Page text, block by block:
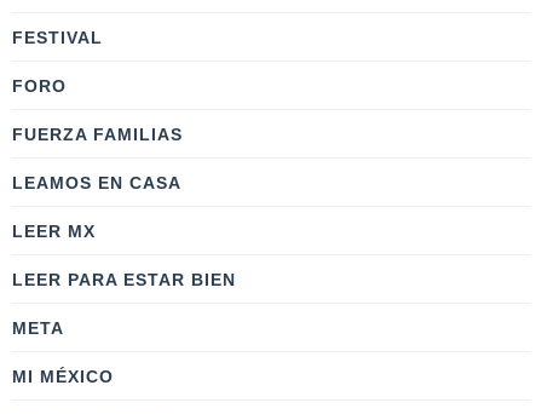
FESTIVAL
FORO
FUERZA FAMILIAS
LEAMOS EN CASA
LEER MX
LEER PARA ESTAR BIEN
META
MI MÉXICO